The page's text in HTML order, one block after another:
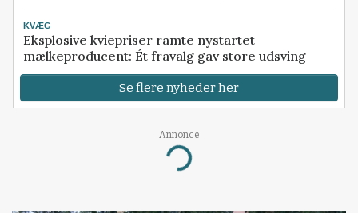
KVÆG
Eksplosive kviepriser ramte nystartet
mælkeproducent: Ét fravalg gav store udsving
Se flere nyheder her
Annonce
Loading...